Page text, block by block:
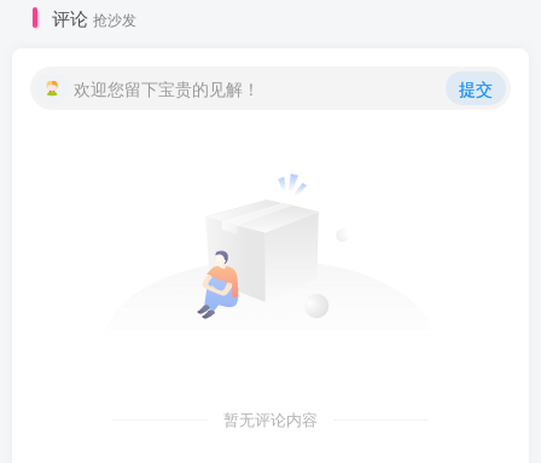
评论 抢沙发
欢迎您留下宝贵的见解！ 提交
暂无评论内容